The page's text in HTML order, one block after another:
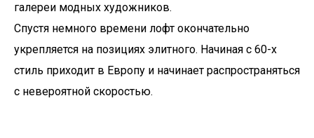
галереи модных художников.
Спустя немного времени лофт окончательно
укрепляется на позициях элитного. Начиная с 60-х
стиль приходит в Европу и начинает распространяться
с невероятной скоростью.